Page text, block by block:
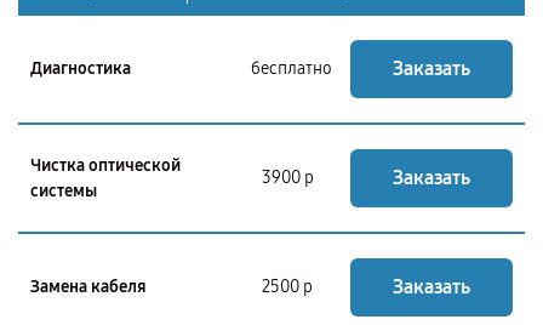
Диагностика бесплатно Заказать
Чистка оптической
системы
3900 р Заказать
Замена кабеля 2500 р Заказать